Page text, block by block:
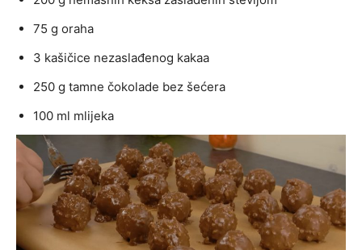
75 g oraha
3 kašičice nezaslađenog kakaa
250 g tamne čokolade bez šećera
100 ml mlijeka